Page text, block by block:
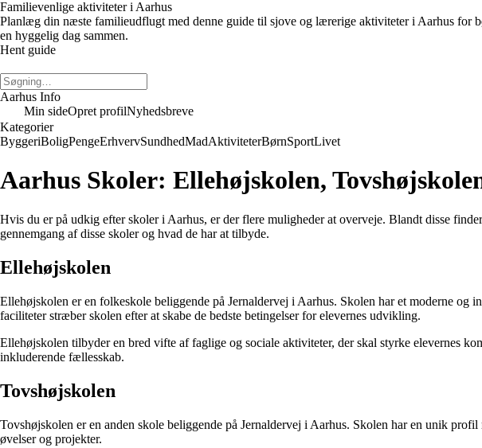
Familievenlige aktiviteter i Aarhus
Planlæg din næste familieudflugt med denne guide til sjove og lærerige aktiviteter i Aarhus for
en hyggelig dag sammen.
Hent guide
Aarhus Info
Min sideOpret profilNyhedsbreve
Kategorier
ByggeriBoligPengeErhvervSundhedMadAktiviteterBørnSportLivet
Aarhus Skoler: Ellehøjskolen,
Hvis du er på udkig efter skoler i Aarhus, er der flere muligheder at overveje. Blandt disse
gennemgang af disse skoler og hvad de har at tilbyde.
Ellehøjskolen
Ellehøjskolen er en folkeskole beliggende på Jernaldervej i Aarhus. Skolen har et moderne
faciliteter stræber skolen efter at skabe de bedste betingelser for elevernes udvikling.
Ellehøjskolen tilbyder en bred vifte af faglige og sociale aktiviteter, der skal styrke elevernes
inkluderende fællesskab.
Tovshøjskolen
Tovshøjskolen er en anden skole beliggende på Jernaldervej i Aarhus. Skolen har en unik
øvelser og projekter.